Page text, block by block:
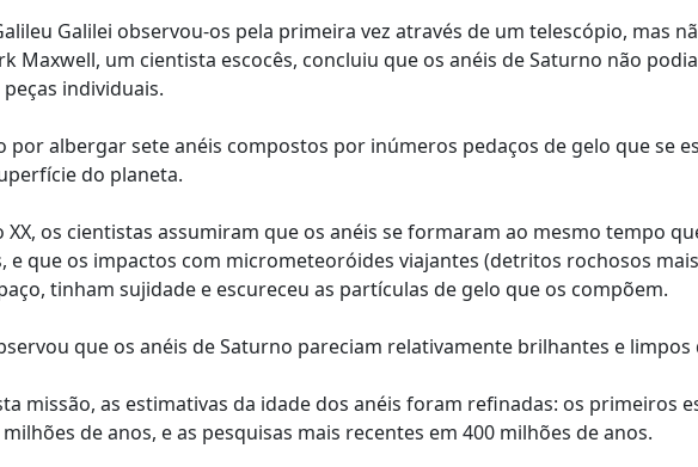
Galilei observou-os pela primeira vez através de um telescópio, mas
Maxwell, um cientista escocês, concluiu que os anéis de Saturno não
individuais.
por albergar sete anéis compostos por inúmeros pedaços de gelo que se
do planeta.
os cientistas assumiram que os anéis se formaram ao mesmo tempo
e que os impactos com micrometeoróides viajantes (detritos rochosos
tinham sujidade e escureceu as partículas de gelo que os compõem.
que os anéis de Saturno pareciam relativamente brilhantes e limpos
missão, as estimativas da idade dos anéis foram refinadas: os primeiros
de anos, e as pesquisas mais recentes em 400 milhões de anos.